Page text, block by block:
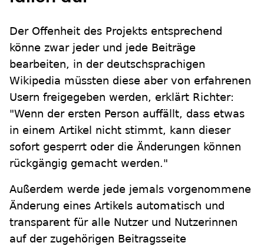
Der Offenheit des Projekts entsprechend
könne zwar jeder und jede Beiträge
bearbeiten, in der deutschsprachigen
Wikipedia müssten diese aber von erfahrenen
Usern freigegeben werden, erklärt Richter:
"Wenn der ersten Person auffällt, dass etwas
in einem Artikel nicht stimmt, kann dieser
sofort gesperrt oder die Änderungen können
rückgängig gemacht werden."
Außerdem werde jede jemals vorgenommene
Änderung eines Artikels automatisch und
transparent für alle Nutzer und Nutzerinnen
auf der zugehörigen Beitragsseite